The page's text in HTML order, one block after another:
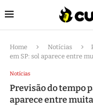
Home Notícias
em SP: sol aparece entre
Notícias
Previsão do tempo
aparece entre